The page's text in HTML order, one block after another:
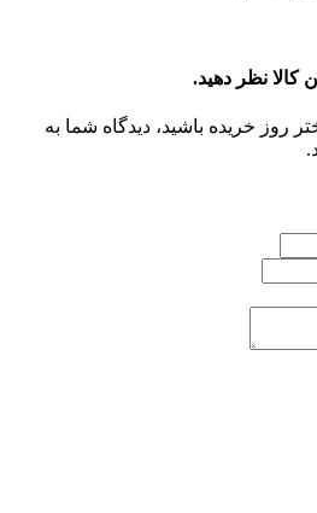
کالا نظر دهید.
روز خریده باشید، دیدگاه شما به